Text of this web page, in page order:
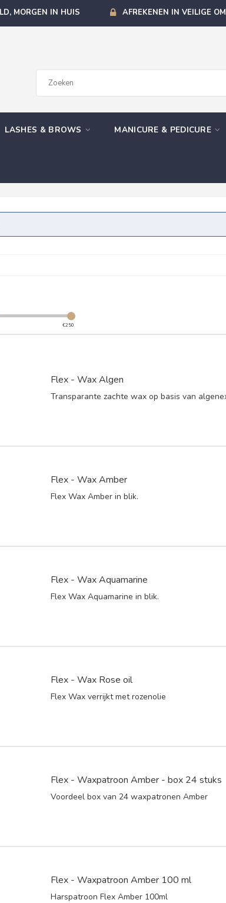
MORGEN IN HUIS AFREKENEN IN VEILIGE
LASHES & BROWS MANICURE & PEDICURE
€250
Flex - Wax Algen
Transparante zachte wax op basis van
Flex - Wax Amber
Flex Wax Amber in blik.
Flex - Wax Aquamarine
Flex Wax Aquamarine in blik.
Flex - Wax Rose oil
Flex Wax verrijkt met rozenolie
Flex - Waxpatroon Amber - box 24 stuks
Voordeel box van 24 waxpatronen Amber
Flex - Waxpatroon Amber 100 ml
Harspatroon Flex Amber 100ml